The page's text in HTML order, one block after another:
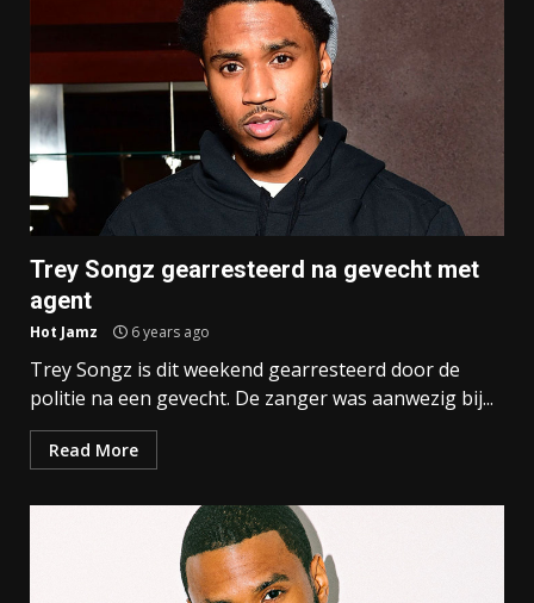
Trey Songz gearresteerd na gevecht met
agent
Hot Jamz 6 years ago
Trey Songz is dit weekend gearresteerd door de
politie na een gevecht. De zanger was aanwezig bij...
Read More